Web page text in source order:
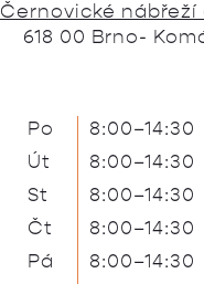
Černovické nábřeží
618 00 Brno-
Po 8:00–14:30
Út 8:00–14:30
St 8:00–14:30
Čt 8:00–14:30
Pá 8:00–14:30